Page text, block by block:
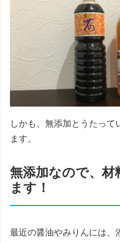
しかも、無添加とうたっ
ます。
無添加なので、材
ます！
最近の醤油やみりんには、